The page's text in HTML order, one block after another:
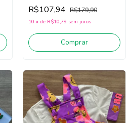
(Vermelho Bordô)
R$107,94 R$179,90
10 x de R$10,79 sem juros
Comprar